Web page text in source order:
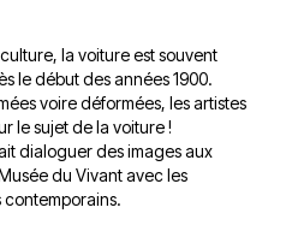
la voiture est souvent
le début des années 1900.
voire déformées, les artistes
le sujet de la voiture !
dialoguer des images aux
du Vivant avec les